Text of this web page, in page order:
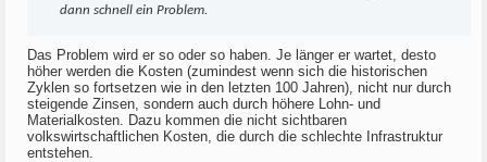
dann schnell ein Problem.
Das Problem wird er so oder so haben. Je länger er wartet, desto
höher werden die Kosten (zumindest wenn sich die historischen
Zyklen so fortsetzen wie in den letzten 100 Jahren), nicht nur durch
steigende Zinsen, sondern auch durch höhere Lohn- und
Materialkosten. Dazu kommen die nicht sichtbaren
volkswirtschaftlichen Kosten, die durch die schlechte Infrastruktur
entstehen.